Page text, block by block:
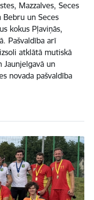
Mazzalves, Seces
Bebru un Seces
kokus Pļaviņās,
Pašvaldība arī
atklātā mutiskā
Jaunjelgavā un
novada pašvaldība